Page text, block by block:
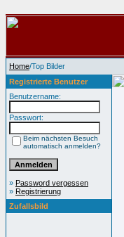
Home/Top Bilder
Registrierte Benutzer
Benutzername:
Passwort:
Beim nächsten Besuch
automatisch anmelden?
» Password vergessen
» Registrierung
Zufallsbild